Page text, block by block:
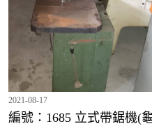
2021-08-17
編號：1685 立式帶鋸機(